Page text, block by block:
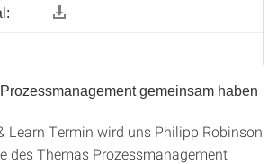
gemeinsam haben
Learn Termin wird uns Philipp Robinson
des Themas Prozessmanagement